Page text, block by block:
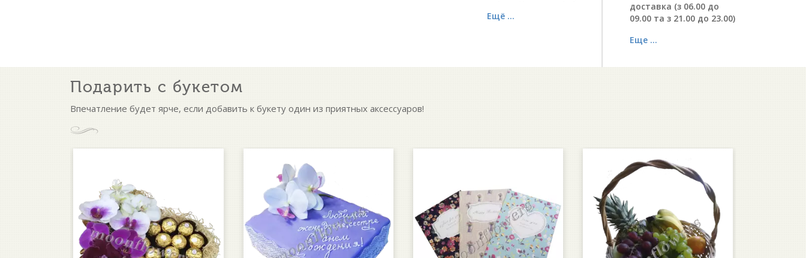
Ещё ...
доставка (з 06.00 до
09.00 та з 21.00 до 23.00)
Еще ...
Подарить с букетом
Впечатление будет ярче, если добавить к букету один из приятных аксессуаров!